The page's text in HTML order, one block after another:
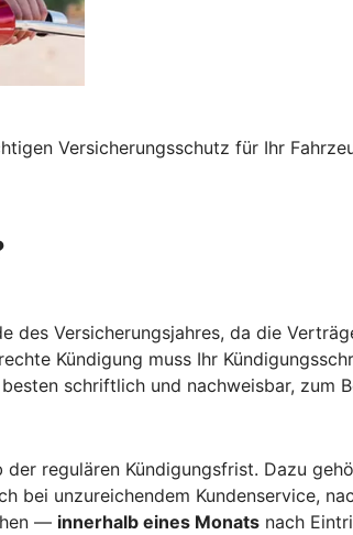
Versicherungsschutz für Ihr
Versicherungsjahres, da die
Kündigung muss Ihr
schriftlich und nachweisbar, zum
regulären Kündigungsfrist. Dazu
bei unzureichendem Kundenservice,
— innerhalb eines Monats nach